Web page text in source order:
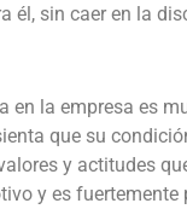
él, sin caer en la
la empresa es
que su
y actitudes
y es